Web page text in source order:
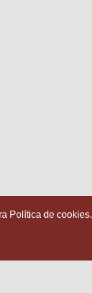
Política de cookies.